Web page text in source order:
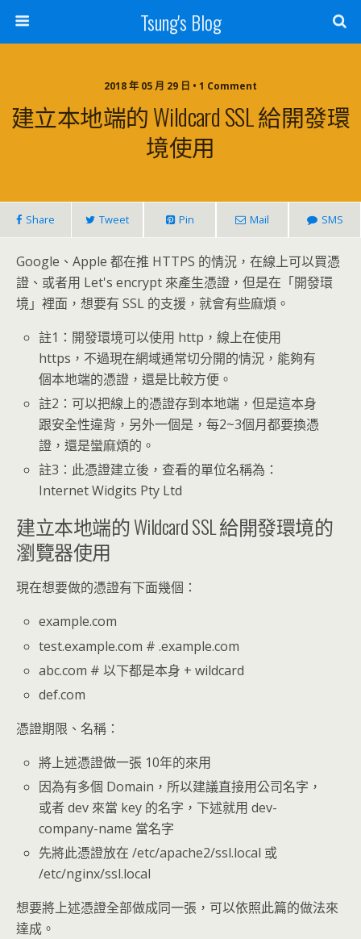
Tsung's Blog
2018 年 05 月 29 日 • 1 Comment
建立本地端的 Wildcard SSL 給開發環
境使用
Share Tweet Pin Mail SMS
Google、Apple 都在推 HTTPS 的情況，在線上可以買憑
證、或者用 Let's encrypt 來產生憑證，但是在「開發環
境」裡面，想要有 SSL 的支援，就會有些麻煩。
註1：開發環境可以使用 http，線上在使用
https，不過現在網域通常切分開的情況，能夠有
個本地端的憑證，還是比較方便。
註2：可以把線上的憑證存到本地端，但是這本身
跟安全性違背，另外一個是，每2~3個月都要換憑
證，還是蠻麻煩的。
註3：此憑證建立後，查看的單位名稱為：
Internet Widgits Pty Ltd
建立本地端的 Wildcard SSL 給開發環境的
瀏覽器使用
現在想要做的憑證有下面幾個：
example.com
test.example.com # .example.com
abc.com # 以下都是本身 + wildcard
def.com
憑證期限、名稱：
將上述憑證做一張 10年的來用
因為有多個 Domain，所以建議直接用公司名字，
或者 dev 來當 key 的名字，下述就用 dev-
company-name 當名字
先將此憑證放在 /etc/apache2/ssl.local 或
/etc/nginx/ssl.local
想要將上述憑證全部做成同一張，可以依照此篇的做法來
達成。